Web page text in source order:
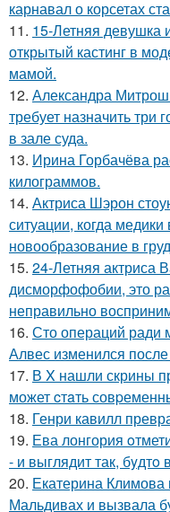
карнавал о корсетах
11. 15-Летняя девушка
открытый кастинг в
мамой.
12. Александра
требует назначить три
в зале суда.
13. Ирина Горбачёва
килограммов.
14. Актриса Шэрон
ситуации, когда
новообразование в
15. 24-Летняя актриса
дисморфофобии, это
неправильно
16. Сто операций ради
Алвес изменился
17. В X нашли скрины
может cтaть
18. Генри кавилл
19. Ева лонгория
- и выглядит так,
20. Екатерина Климова
Мальдивах и вызвала